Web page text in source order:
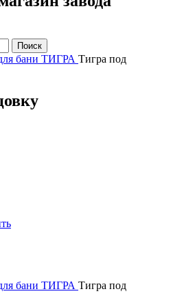
Поиск
бани ТИГРА Тигра под
бани ТИГРА Тигра под